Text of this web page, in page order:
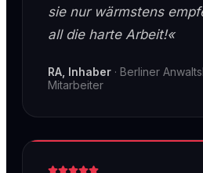
sie nur wärmstens
all die harte Arbeit!«
RA, Inhaber · Berliner
Mitarbeiter